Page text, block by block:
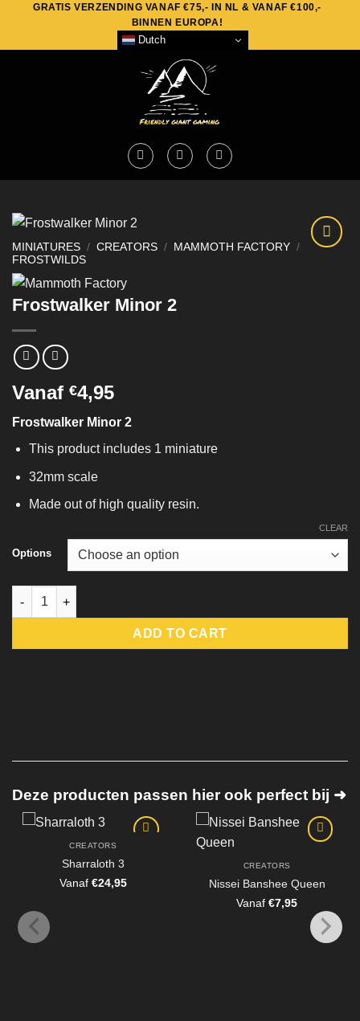
content
GRATIS VERZENDING VANAF €75,- IN NL & VANAF €100,-
BINNEN EUROPA!
Dutch
MINIATURES / CREATORS / MAMMOTH FACTORY /
FROSTWILDS
Frostwalker Minor 2
Vanaf €4,95
Frostwalker Minor 2
This product includes 1 miniature
32mm scale
Made out of high quality resin.
Options
CLEAR
Frostwalker Minor 2 quantity
ADD TO CART
Deze producten passen hier ook perfect bij ➜
CREATORS
Sharraloth 3
Vanaf €24,95
CREATORS
Nissei Banshee Queen
Vanaf€7,95